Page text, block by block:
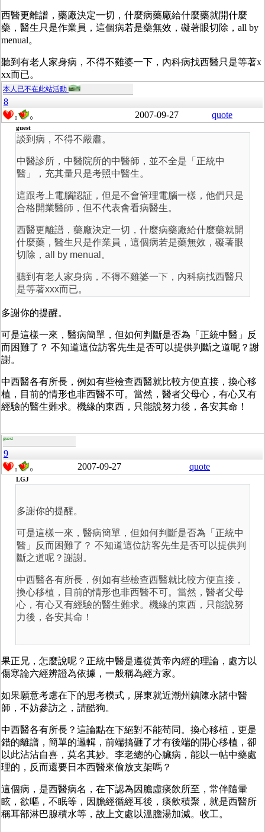
西醫更離譜，藥廠決定一切，什麼病藥廠給什麼藥就開什麼
藥，醫生只是作業員，這個病若是藥無效，礙著眼切除，all by
menual。
聽到有老人家身病，不得不雞婆一下，內科病找西醫只是等著x
xx而已。
本人已不在此站活動
8
0 0 2007-09-27 quote
guest
談到病，不得不嚴肅。
中醫診所，中醫院所的中醫師，並不全是「正統中
醫」，充其量只是考照中醫生。
這跟考上電腦認証，但是不會管理電腦一樣，他們只是
合格開業醫師，但不代表會看病醫生。
西醫更離譜，藥廠決定一切，什麼病藥廠給什麼藥就開
什麼藥，醫生只是作業員，這個病若是藥無效，礙著眼
切除，all by menual。
聽到有老人家身病，不得不雞婆一下，內科病找西醫只
是等著xxx而已。
多謝你的提醒。
可是這樣一來，醫病簡單，但如何判斷是否為「正統中醫」反
而困難了？ 不知道這位訪客先生是否可以提供判斷之道呢？謝
謝。
中西醫各有所長，例如有些檢查西醫就比較方便直接，換心移
植，目前的情形也非西醫不可。當然，醫者父母心，有心又有
經驗的醫生難求。機緣的東西，只能說努力後，各安其命！
guest
9
0 0 2007-09-27 quote
LGJ
多謝你的提醒。
可是這樣一來，醫病簡單，但如何判斷是否為「正統中
醫」反而困難了？ 不知道這位訪客先生是否可以提供判
斷之道呢？謝謝。
中西醫各有所長，例如有些檢查西醫就比較方便直接，
換心移植，目前的情形也非西醫不可。當然，醫者父母
心，有心又有經驗的醫生難求。機緣的東西，只能說努
力後，各安其命！
果正兄，怎麼說呢？正統中醫是遵從黃帝內經的理論，處方以
傷寒論六經辨證為依據，一般稱為經方家。
如果願意考慮在下的思考模式，屏東就近潮州鎮陳永諸中醫
師，不妨參訪之，請酷狗。
中西醫各有所長？這論點在下絕對不能苟同。換心移植，更是
錯的離譜，簡單的邏輯，前端搞砸了才有後端的開心移植，卻
以此沾沾自喜，莫名其妙。李老總的心臟病，能以一帖中藥處
理的，反而還要日本西醫來偷放支架嗎？
這個病，是西醫病名，在下認為因膽虛痰飲所至，常伴隨暈
眩，欲嘔，不眠等，因膽經循經耳後，痰飲積聚，就是西醫所
稱耳部淋巴腺積水等，故上文處以溫膽湯加減。收工。